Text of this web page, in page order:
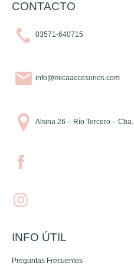
CONTACTO
03571-640715
info@micaaccesorios.com
Alsina 26 – Río Tercero – Cba.
INFO ÚTIL
Preguntas Frecuentes